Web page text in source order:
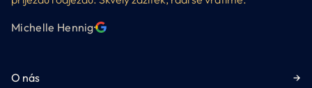
Michelle Hennig·
O nás →